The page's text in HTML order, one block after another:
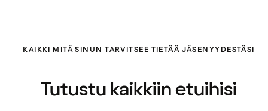
KAIKKI MITÄ SINUN TARVITSEE TIETÄÄ JÄSENYYDESTÄSI
Tutustu kaikkiin etuihisi